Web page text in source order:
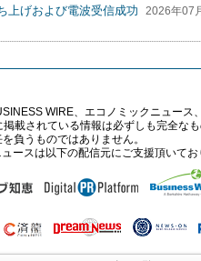
上げおよび電波受信成功
2026年07
WIRE、エコノミックニュー
載されている情報は必ずしも完全な
負うものではありません。
ースは以下の配信元にご支援頂いてお